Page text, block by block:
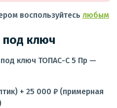
воспользуйтесь любым
под ключ
ключ ТОПАС-С 5 Пр —
+ 25 000 ₽ (примерная